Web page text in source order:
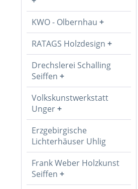
KWO - Olbernhau
RATAGS Holzdesign
Drechslerei Schalling
Seiffen
Volkskunstwerkstatt
Unger
Erzgebirgische
Lichterhäuser Uhlig
Frank Weber Holzkunst
Seiffen